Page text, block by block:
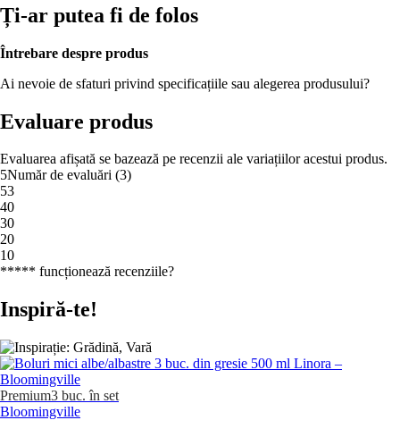
Ți-ar putea fi de folos
Întrebare despre produs
Ai nevoie de sfaturi privind specificațiile sau alegerea produsului?
Evaluare produs
Evaluarea afișată se bazează pe recenzii ale variațiilor acestui produs.
5Număr de evaluări (3)
53
40
30
20
10
***** funcționează recenziile?
Inspiră-te!
Premium3 buc. în set
Bloomingville